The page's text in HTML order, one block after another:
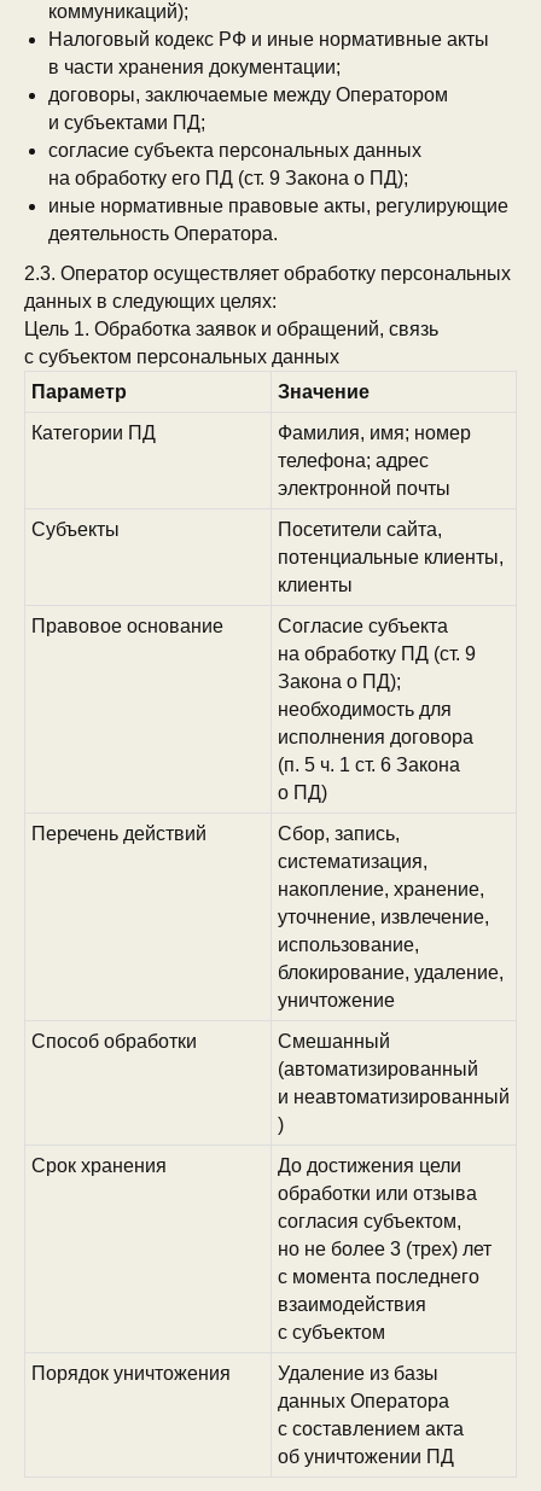
коммуникаций);
Налоговый кодекс РФ и иные нормативные акты
в части хранения документации;
договоры, заключаемые между Оператором
и субъектами ПД;
согласие субъекта персональных данных
на обработку его ПД (ст. 9 Закона о ПД);
иные нормативные правовые акты, регулирующие
деятельность Оператора.
2.3. Оператор осуществляет обработку персональных
данных в следующих целях:
Цель 1. Обработка заявок и обращений, связь
с субъектом персональных данных
Параметр
Значение
Категории ПД
Фамилия, имя; номер
телефона; адрес
электронной почты
Субъекты
Посетители сайта,
потенциальные клиенты,
клиенты
Правовое основание
Согласие субъекта
на обработку ПД (ст. 9
Закона о ПД);
необходимость для
исполнения договора
(п. 5 ч. 1 ст. 6 Закона
о ПД)
Перечень действий
Сбор, запись,
систематизация,
накопление, хранение,
уточнение, извлечение,
использование,
блокирование, удаление,
уничтожение
Способ обработки
Смешанный
(автоматизированный
и неавтоматизированный
)
Срок хранения
До достижения цели
обработки или отзыва
согласия субъектом,
но не более 3 (трех) лет
с момента последнего
взаимодействия
с субъектом
Порядок уничтожения
Удаление из базы
данных Оператора
с составлением акта
об уничтожении ПД